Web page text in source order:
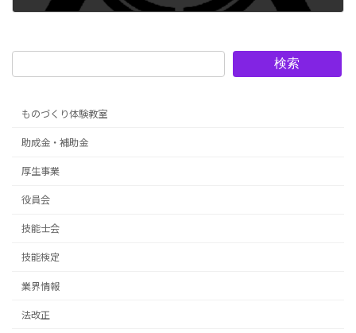
検索
ものづくり体験教室
助成金・補助金
厚生事業
役員会
技能士会
技能検定
業界情報
法改正